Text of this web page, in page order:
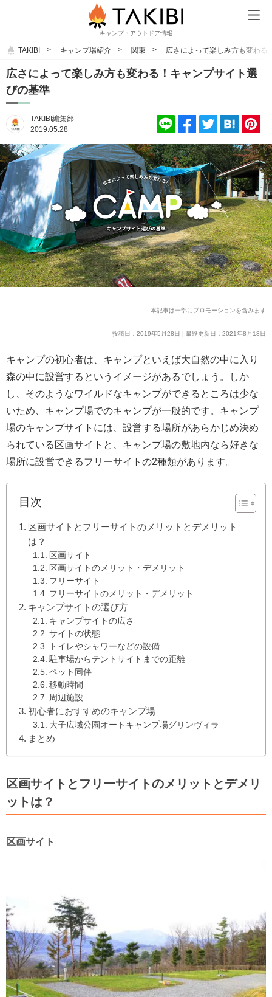
キャンプ・アウトドア情報
TAKIBI キャンプ場紹介 関東 広さによって楽しみ方も変わる
広さによって楽しみ方も変わる！キャンプサイト選
びの基準
TAKIBI編集部
2019.05.28
本記事は一部にプロモーションを含みます
投稿日：2019年5月28日 | 最終更新日：2021年8月18日
キャンプの初心者は、キャンプといえば大自然の中に入り
森の中に設営するというイメージがあるでしょう。しか
し、そのようなワイルドなキャンプができるところは少な
いため、キャンプ場でのキャンプが一般的です。キャンプ
場のキャンプサイトには、設営する場所があらかじめ決め
られている区画サイトと、キャンプ場の敷地内なら好きな
場所に設営できるフリーサイトの2種類があります。
目次
区画サイトとフリーサイトのメリットとデメリット
は？
区画サイト
区画サイトのメリット・デメリット
フリーサイト
フリーサイトのメリット・デメリット
キャンプサイトの選び方
キャンプサイトの広さ
サイトの状態
トイレやシャワーなどの設備
駐車場からテントサイトまでの距離
ペット同伴
移動時間
周辺施設
初心者におすすめのキャンプ場
大子広域公園オートキャンプ場グリンヴィラ
まとめ
区画サイトとフリーサイトのメリットとデメリ
ットは？
区画サイト